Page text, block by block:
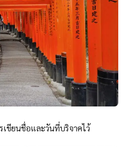
เขียนชื่อและวันที่บริจาคไว้